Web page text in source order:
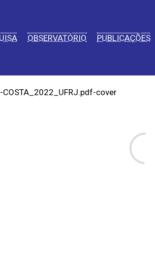
OBSERVATÓRIO PUBLICAÇÕES
COSTA_2022_UFRJ.pdf-cover